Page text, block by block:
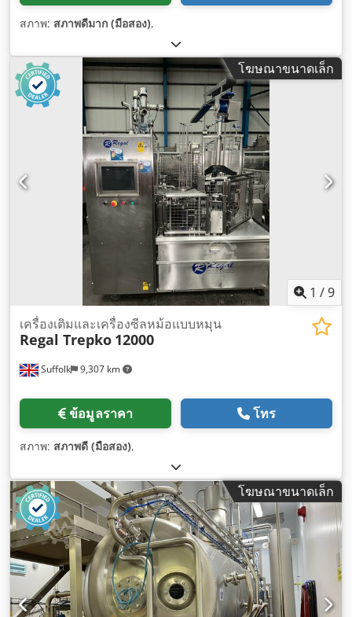
สภาพ: สภาพดีมาก (มือสอง),
โฆษณาขนาดเล็ก
1 /9
Suffolk 9,307 km
เครื่องเติมและเครื่องซีลหม้อแบบหมุน
Regal Trepko 12000
ข้อมูลราคา โทร
สภาพ: สภาพดี (มือสอง),
โฆษณาขนาดเล็ก